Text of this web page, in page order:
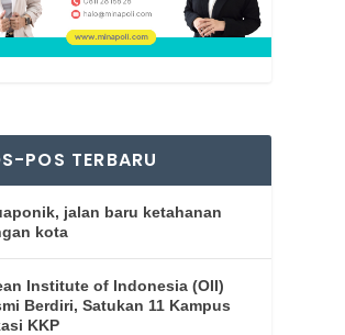
POS TERBARU
jalan baru ketahanan
kota
Institute of Indonesia (OII)
Berdiri, Satukan 11 Kampus
KKP